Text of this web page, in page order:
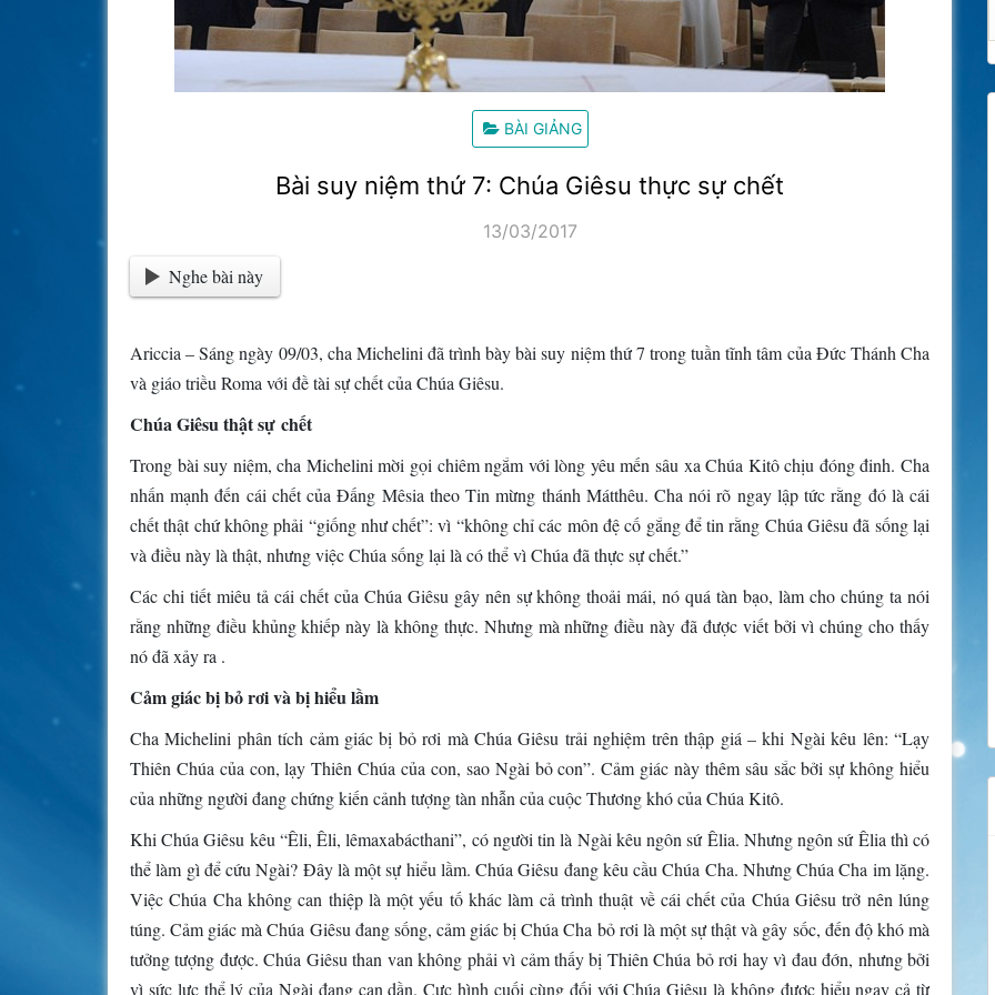
BÀI GIẢNG
Bài suy niệm thứ 7: Chúa Giêsu thực sự chết
13/03/2017
Nghe bài này
Ariccia – Sáng ngày 09/03, cha Michelini đã trình bày bài suy niệm thứ 7 trong tuần tĩnh tâm của Đức Thánh Cha
và giáo triều Roma với đề tài sự chết của Chúa Giêsu.
Chúa Giêsu thật sự chết
Trong bài suy niệm, cha Michelini mời gọi chiêm ngắm với lòng yêu mến sâu xa Chúa Kitô chịu đóng đinh. Cha
nhấn mạnh đến cái chết của Đấng Mêsia theo Tin mừng thánh Mátthêu. Cha nói rõ ngay lập tức rằng đó là cái
chết thật chứ không phải “giống như chết”: vì “không chỉ các môn đệ cố gắng để tin rằng Chúa Giêsu đã sống lại
và điều này là thật, nhưng việc Chúa sống lại là có thể vì Chúa đã thực sự chết.”
Các chi tiết miêu tả cái chết của Chúa Giêsu gây nên sự không thoải mái, nó quá tàn bạo, làm cho chúng ta nói
rằng những điều khủng khiếp này là không thực. Nhưng mà những điều này đã được viết bởi vì chúng cho thấy
nó đã xảy ra .
Cảm giác bị bỏ rơi và bị hiểu lầm
Cha Michelini phân tích cảm giác bị bỏ rơi mà Chúa Giêsu trải nghiệm trên thập giá – khi Ngài kêu lên: “Lạy
Thiên Chúa của con, lạy Thiên Chúa của con, sao Ngài bỏ con”. Cảm giác này thêm sâu sắc bởi sự không hiểu
của những người đang chứng kiến cảnh tượng tàn nhẫn của cuộc Thương khó của Chúa Kitô.
Khi Chúa Giêsu kêu “Êli, Êli, lêmaxabácthani”, có người tin là Ngài kêu ngôn sứ Êlia. Nhưng ngôn sứ Êlia thì có
thể làm gì để cứu Ngài? Đây là một sự hiểu lầm. Chúa Giêsu đang kêu cầu Chúa Cha. Nhưng Chúa Cha im lặng.
Việc Chúa Cha không can thiệp là một yếu tố khác làm cả trình thuật về cái chết của Chúa Giêsu trở nên lúng
túng. Cảm giác mà Chúa Giêsu đang sống, cảm giác bị Chúa Cha bỏ rơi là một sự thật và gây sốc, đến độ khó mà
tưởng tượng được. Chúa Giêsu than van không phải vì cảm thấy bị Thiên Chúa bỏ rơi hay vì đau đớn, nhưng bởi
vì sức lực thể lý của Ngài đang cạn dần. Cực hình cuối cùng đối với Chúa Giêsu là không được hiểu ngay cả từ